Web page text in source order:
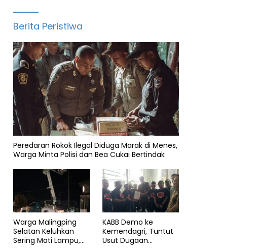
Berita Peristiwa
Peredaran Rokok Ilegal Diduga Marak di Menes,
Warga Minta Polisi dan Bea Cukai Bertindak
Warga Malingping
Selatan Keluhkan
Sering Mati Lampu,
KABB Demo ke
Kemendagri, Tuntut
Usut Dugaan